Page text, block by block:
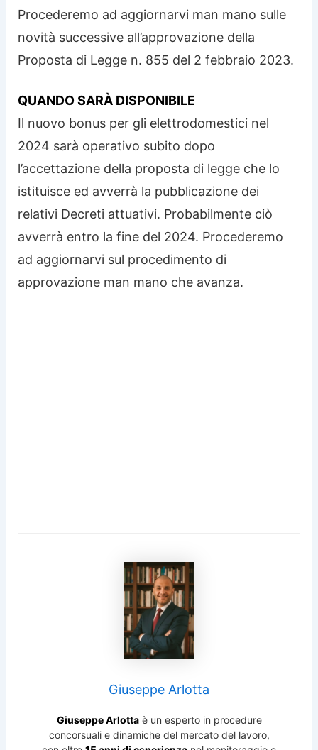
Procederemo ad aggiornarvi man mano sulle
novità successive all’approvazione della
Proposta di Legge n. 855 del 2 febbraio 2023.
QUANDO SARÀ DISPONIBILE
Il nuovo bonus per gli elettrodomestici nel
2024 sarà operativo subito dopo
l’accettazione della proposta di legge che lo
istituisce ed avverrà la pubblicazione dei
relativi Decreti attuativi. Probabilmente ciò
avverrà entro la fine del 2024. Procederemo
ad aggiornarvi sul procedimento di
approvazione man mano che avanza.
Giuseppe Arlotta
Giuseppe Arlottaè un esperto in procedure
concorsuali e dinamiche del mercato del lavoro,